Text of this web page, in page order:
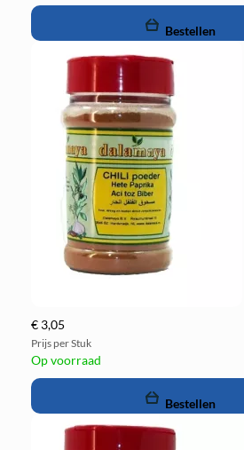
Bestellen
€ 3,05
Prijs per Stuk
Op voorraad
Bestellen